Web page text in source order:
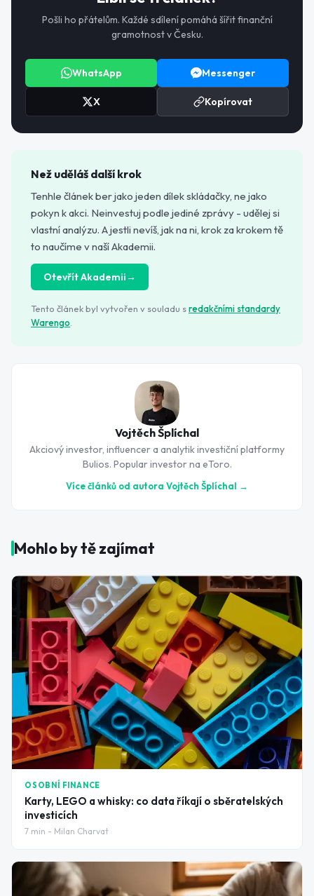
Pošli ho přátelům. Každé sdílení pomáhá šířit finanční
gramotnost v Česku.
WhatsApp Messenger
X Kopírovat
Než uděláš další krok
Tenhle článek ber jako jeden dílek skládačky, ne jako
pokyn k akci. Neinvestuj podle jediné zprávy - udělej si
vlastní analýzu. A jestli nevíš, jak na ni, krok za krokem tě
to naučíme v naší Akademii.
Otevřít Akademii→
Tento článek byl vytvořen v souladu sredakčními standardy
Warengo
Vojtěch Šplíchal
Akciový investor, influencer a analytik investiční platformy
Bulios. Popular investor na eToro.
Více článků od autora Vojtěch Šplíchal →
Mohlo by tě zajímat
OSOBNÍ FINANCE
Karty, LEGO a whisky: co data říkají o sběratelských
investicích
7 min - Milan Charvat